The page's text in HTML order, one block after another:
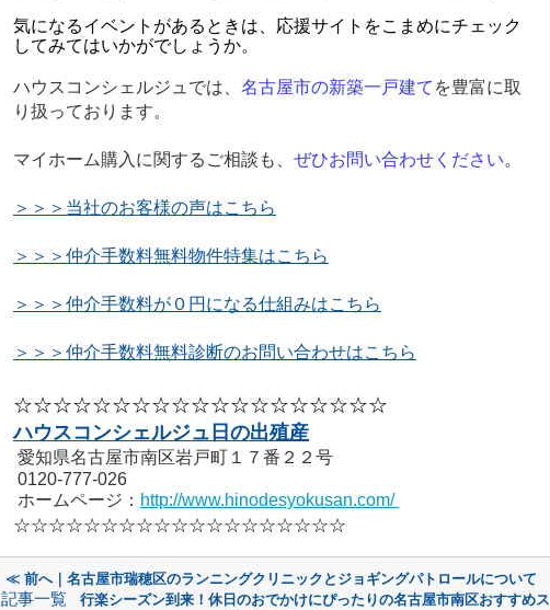
気になるイベントがあるときは、応援サイトをこまめにチェック
してみてはいかがでしょうか。
ハウスコンシェルジュでは、 名古屋市の新築一戸建て を豊富に取
り扱っております。
マイホーム購入に関するご相談も、 ぜひお問い合わせください。
＞＞＞当社のお客様の声はこちら
＞＞＞仲介手数料無料物件特集はこちら
＞＞＞仲介手数料が０円になる仕組みはこちら
＞＞＞仲介手数料無料診断のお問い合わせはこちら
☆☆☆☆☆☆☆☆☆☆☆☆☆☆☆☆☆☆☆
ハウスコンシェルジュ日の出殖産
愛知県名古屋市南区岩戸町１７番２２号
0120-777-026
ホームページ： http://www.hinodesyokusan.com/
☆☆☆☆☆☆☆☆☆☆☆☆☆☆☆☆☆☆☆
≪ 前へ｜名古屋市瑞穂区のランニングクリニックとジョギングパトロールについて
記事一覧
行楽シーズン到来！休日のおでかけにぴったりの名古屋市南区おすすめス